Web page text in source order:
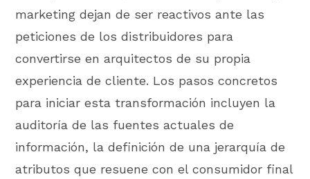
marketing dejan de ser reactivos ante las
peticiones de los distribuidores para
convertirse en arquitectos de su propia
experiencia de cliente. Los pasos concretos
para iniciar esta transformación incluyen la
auditoría de las fuentes actuales de
información, la definición de una jerarquía de
atributos que resuene con el consumidor final